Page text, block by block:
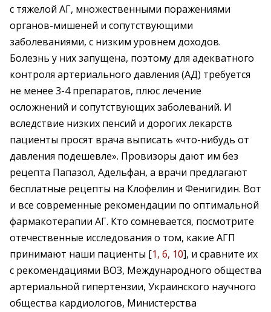
с тяжелой АГ, множественными поражениями
органов-мишеней и сопутствующими
заболеваниями, с низким уровнем доходов.
Болезнь у них запущена, поэтому для адекватного
контроля артериального давления (АД) требуется
не менее 3-4 препаратов, плюс лечение
осложнений и сопутствующих заболеваний. И
вследствие низких пенсий и дорогих лекарств
пациенты просят врача выписать «что-нибудь от
давления подешевле». Провизоры дают им без
рецепта Папазол, Адельфан, а врачи предлагают
бесплатные рецепты на Клофелин и Фенигидин. Вот
и все современные рекомендации по оптимальной
фармакотерапии АГ. Кто сомневается, посмотрите
отечественные исследования о том, какие АГП
принимают наши пациенты [1, 6, 10], и сравните их
с рекомендациями ВОЗ, Международного общества
артериальной гипертензии, Украинского научного
общества кардиологов, Министерства